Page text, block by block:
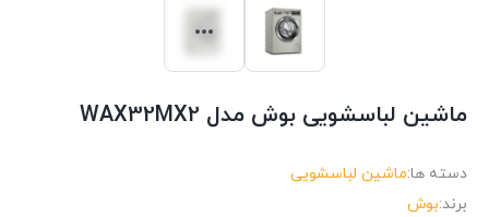
ماشین لباسشویی بوش مدل WAX32MX2
دسته ها:ماشین لباسشویی
برند:بوش